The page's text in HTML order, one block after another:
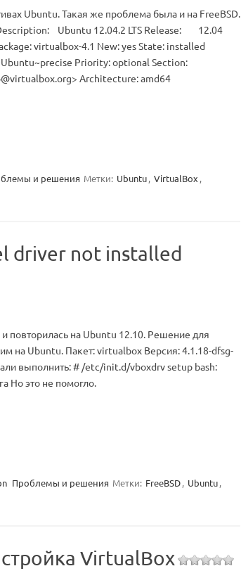
Ubuntu. Такая же проблема была и на FreeBSD.
Ubuntu 12.04.2 LTS Release: 12.04
virtualbox-4.1 New: yes State: installed
Priority: optional Section:
> Architecture: amd64
и решения Метки: Ubuntu, VirtualBox ,
driver not installed
повторилась на Ubuntu 12.10. Решение для
на Ubuntu. Пакет: virtualbox Версия: 4.1.18-dfsg-
выполнить: # /etc/init.d/vboxdrv setup bash:
Но это не помогло.
Проблемы и решения Метки: FreeBSD, Ubuntu,
VirtualBox